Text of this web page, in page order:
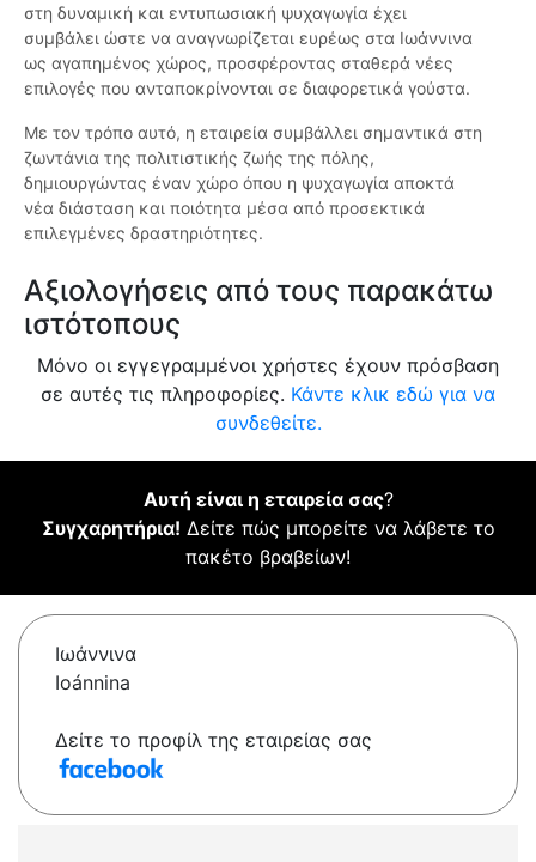
στη δυναμική και εντυπωσιακή ψυχαγωγία έχει
συμβάλει ώστε να αναγνωρίζεται ευρέως στα Ιωάννινα
ως αγαπημένος χώρος, προσφέροντας σταθερά νέες
επιλογές που ανταποκρίνονται σε διαφορετικά γούστα.
Με τον τρόπο αυτό, η εταιρεία συμβάλλει σημαντικά στη
ζωντάνια της πολιτιστικής ζωής της πόλης,
δημιουργώντας έναν χώρο όπου η ψυχαγωγία αποκτά
νέα διάσταση και ποιότητα μέσα από προσεκτικά
επιλεγμένες δραστηριότητες.
Αξιολογήσεις από τους παρακάτω
ιστότοπους
Μόνο οι εγγεγραμμένοι χρήστες έχουν πρόσβαση
σε αυτές τις πληροφορίες. Κάντε κλικ εδώ για να
συνδεθείτε.
Αυτή είναι η εταιρεία σας?
Συγχαρητήρια! Δείτε πώς μπορείτε να λάβετε το
πακέτο βραβείων!
Ιωάννινα
Ioánnina
Δείτε το προφίλ της εταιρείας σας